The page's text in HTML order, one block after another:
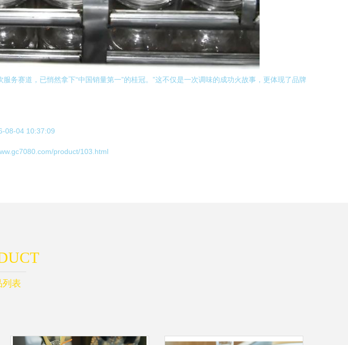
赛道，已悄然拿下“中国销量第一”的桂冠。”这不仅是一次调味的成功火故事，更体现了品牌
08-04 10:37:09
product/103.html
列表